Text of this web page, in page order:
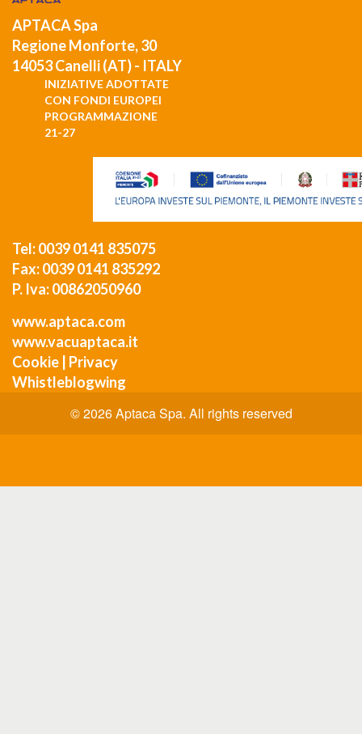
APTACA Spa
Regione Monforte, 30
14053 Canelli (AT) - ITALY
INIZIATIVE ADOTTATE
CON FONDI EUROPEI
PROGRAMMAZIONE
21-27
Tel: 0039 0141 835075
Fax: 0039 0141 835292
P. Iva: 00862050960
www.aptaca.com
www.vacuaptaca.it
Cookie Privacy
Whistleblogwing
© 2026 Aptaca Spa. All rights reserved